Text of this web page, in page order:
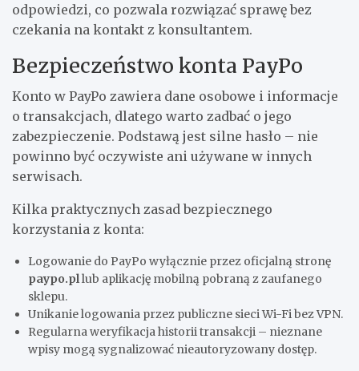
odpowiedzi, co pozwala rozwiązać sprawę bez
czekania na kontakt z konsultantem.
Bezpieczeństwo konta PayPo
Konto w PayPo zawiera dane osobowe i informacje
o transakcjach, dlatego warto zadbać o jego
zabezpieczenie. Podstawą jest silne hasło – nie
powinno być oczywiste ani używane w innych
serwisach.
Kilka praktycznych zasad bezpiecznego
korzystania z konta:
Logowanie do PayPo wyłącznie przez oficjalną stronę
paypo.pllub aplikację mobilną pobraną z zaufanego
sklepu.
Unikanie logowania przez publiczne sieci Wi-Fi bez VPN.
Regularna weryfikacja historii transakcji – nieznane
wpisy mogą sygnalizować nieautoryzowany dostęp.